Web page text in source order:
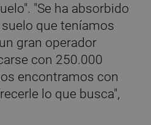
"Se ha absorbido
que teníamos
gran operador
con 250.000
encontramos con
lo que busca",